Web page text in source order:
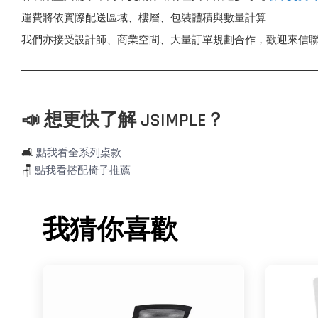
運費將依實際配送區域、樓層、包裝體積與數量計算
我們亦接受設計師、商業空間、大量訂單規劃合作，歡迎來信
📣 想更快了解 JSIMPLE？
🛋️ 點我看全系列桌款
🪑 點我看搭配椅子推薦
我猜你喜歡